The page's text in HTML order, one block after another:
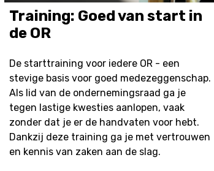
Training: Goed van start in
de OR
De starttraining voor iedere OR - een
stevige basis voor goed medezeggenschap.
Als lid van de ondernemingsraad ga je
tegen lastige kwesties aanlopen, vaak
zonder dat je er de handvaten voor hebt.
Dankzij deze training ga je met vertrouwen
en kennis van zaken aan de slag.